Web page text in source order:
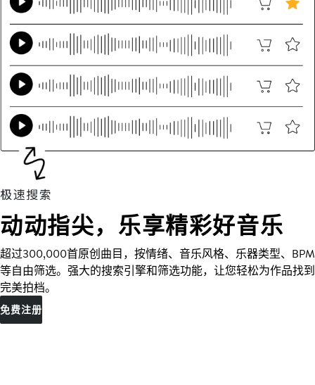
动动指尖，乐享精彩好音乐
超过300,000首原创曲目，按情绪、音乐风格、乐器类型、BPM
等自由筛选。强大的搜索引擎和筛选功能，让您轻松为作品找到
完美拍档。
免费注册